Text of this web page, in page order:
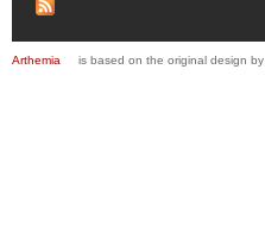
Arthemia is based on the original design by